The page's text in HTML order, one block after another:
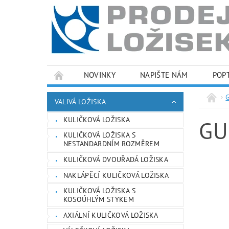
NOVINKY NAPIŠTE NÁM
PODMÍNKY OCHRANY OSOBNÍCH ÚDAJŮ
VALIVÁ LOŽISKA
KULIČKOVÁ LOŽISKA
KULIČKOVÁ LOŽISKA S
NESTANDARDNÍM ROZMĚREM
KULIČKOVÁ DVOUŘADÁ LOŽISKA
NAKLÁPĚCÍ KULIČKOVÁ LOŽISKA
KULIČKOVÁ LOŽISKA S
KOSOÚHLÝM STYKEM
AXIÁLNÍ KULIČKOVÁ LOŽISKA